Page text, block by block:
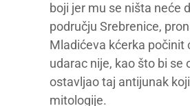
boji jer mu se ništa neće
području Srebrenice,
Mladićeva kćerka počinit
udarac nije, kao što bi
ostavljao taj antijunak
mitologije.